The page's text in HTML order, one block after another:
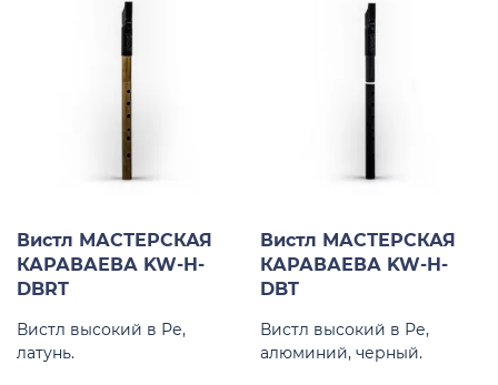
Вистл МАСТЕРСКАЯ
КАРАВАЕВА KW-H-
DBRT
Вистл высокий в Ре,
латунь.
Вистл МАСТЕРСКАЯ
КАРАВАЕВА KW-H-
DBT
Вистл высокий в Ре,
алюминий, черный.